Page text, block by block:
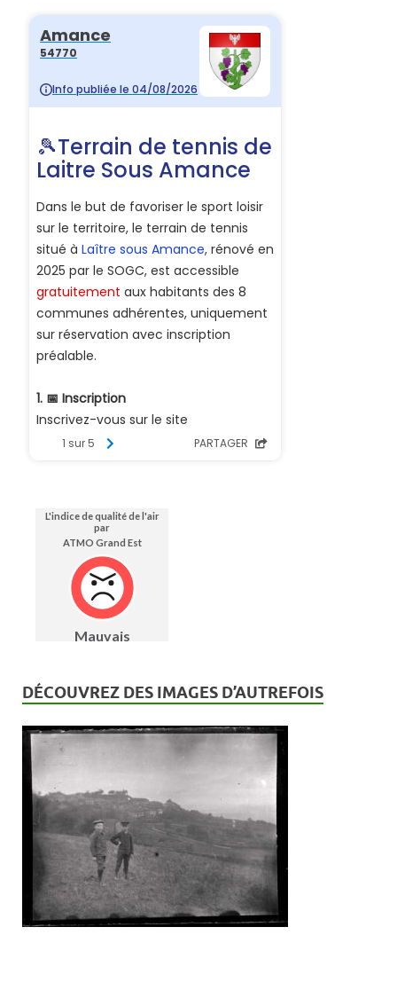
DÉCOUVREZ DES IMAGES D’AUTREFOIS